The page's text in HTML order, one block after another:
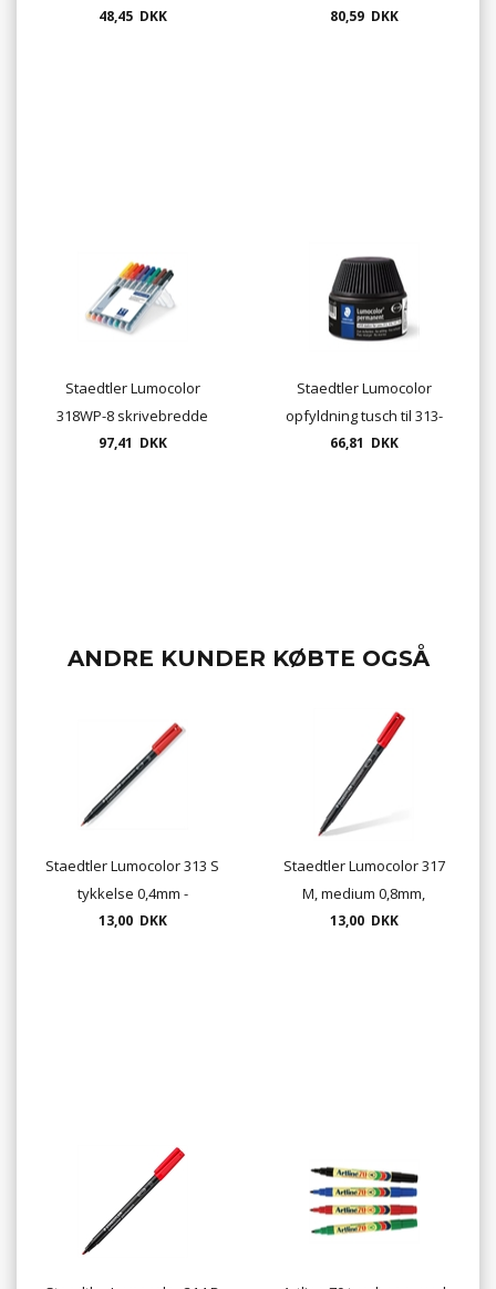
0,6mm
48,45 DKK 0,6mm
80,59 DKK
Staedtler Lumocolor
318WP-8 skrivebredde
0,6mm
97,41 DKK
Staedtler Lumocolor
opfyldning tusch til 313-
314-317 og 318 pen
66,81 DKK
ANDRE KUNDER KØBTE OGSÅ
Staedtler Lumocolor 313 S
tykkelse 0,4mm -
permanent
13,00 DKK
Staedtler Lumocolor 317
M, medium 0,8mm,
permanent
13,00 DKK